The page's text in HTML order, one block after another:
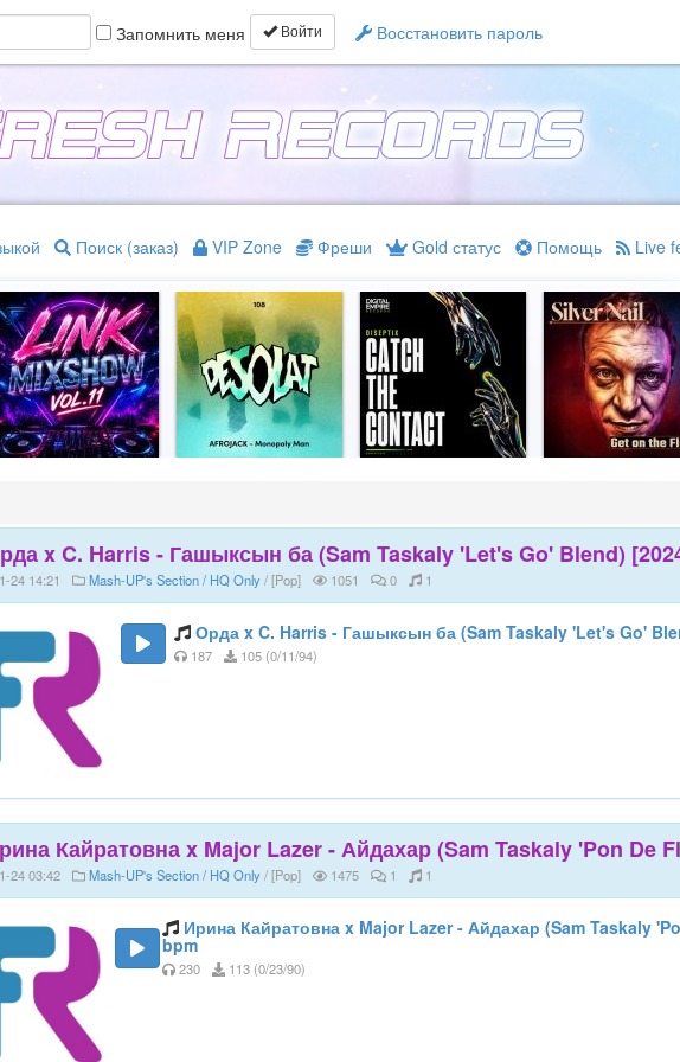
Запомнить меня Войти Восстановить пароль
Поиск (заказ) VIP Zone Фреши Gold статус Помощь Live
x C. Harris - Гашыксын ба (Sam Taskaly 'Let's Go' Blend)
24 14:21 Mash-UP's Section / HQ Only/ [Pop] 1051 0 1
Орда x C. Harris - Гашыксын ба (Sam Taskaly 'Let's Go'
187 105 (0/11/94)
Кайратовна x Major Lazer - Айдахар (Sam Taskaly 'Pon De
24 03:42 Mash-UP's Section / HQ Only/ [Pop] 1475 1 1
Ирина Кайратовна x Major Lazer - Айдахар (Sam Taskaly
bpm
230 113 (0/23/90)